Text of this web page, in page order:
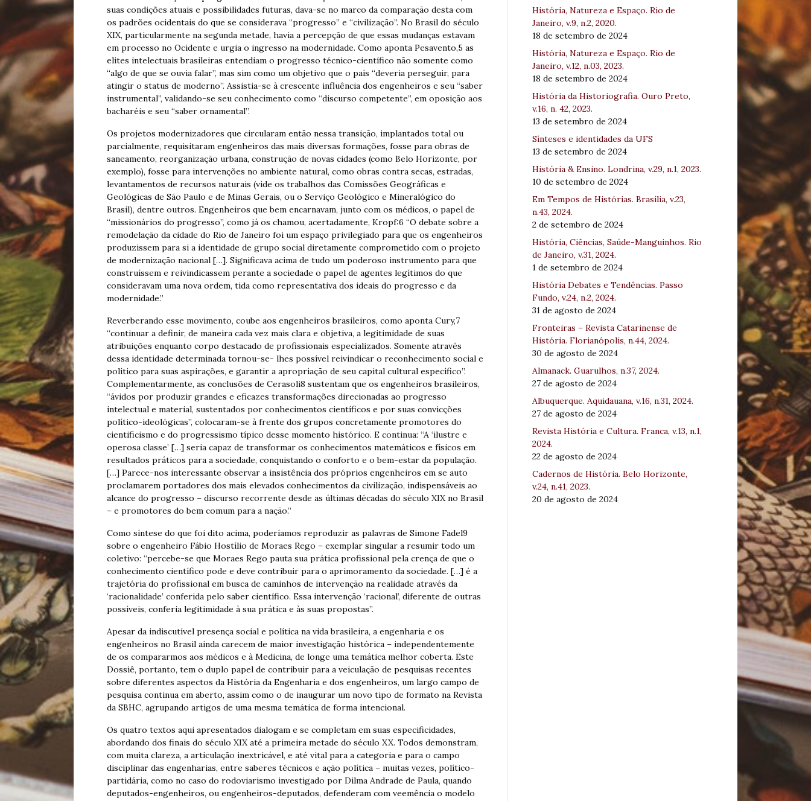
suas condições atuais e possibilidades futuras, dava-se no marco da comparação desta com
os padrões ocidentais do que se considerava “progresso” e “civilização”. No Brasil do século
XIX, particularmente na segunda metade, havia a percepção de que essas mudanças estavam
em processo no Ocidente e urgia o ingresso na modernidade. Como aponta Pesavento,5 as
elites intelectuais brasileiras entendiam o progresso técnico-científico não somente como
“algo de que se ouvia falar”, mas sim como um objetivo que o país “deveria perseguir, para
atingir o status de moderno”. Assistia-se à crescente influência dos engenheiros e seu “saber
instrumental”, validando-se seu conhecimento como “discurso competente”, em oposição aos
bacharéis e seu “saber ornamental”.
Os projetos modernizadores que circularam então nessa transição, implantados total ou
parcialmente, requisitaram engenheiros das mais diversas formações, fosse para obras de
saneamento, reorganização urbana, construção de novas cidades (como Belo Horizonte, por
exemplo), fosse para intervenções no ambiente natural, como obras contra secas, estradas,
levantamentos de recursos naturais (vide os trabalhos das Comissões Geográficas e
Geológicas de São Paulo e de Minas Gerais, ou o Serviço Geológico e Mineralógico do
Brasil), dentre outros. Engenheiros que bem encarnavam, junto com os médicos, o papel de
“missionários do progresso”, como já os chamou, acertadamente, Kropf:6 “O debate sobre a
remodelação da cidade do Rio de Janeiro foi um espaço privilegiado para que os engenheiros
produzissem para si a identidade de grupo social diretamente comprometido com o projeto
de modernização nacional […]. Significava acima de tudo um poderoso instrumento para que
construíssem e reivindicassem perante a sociedade o papel de agentes legítimos do que
consideravam uma nova ordem, tida como representativa dos ideais do progresso e da
modernidade.”
Reverberando esse movimento, coube aos engenheiros brasileiros, como aponta Cury,7
“continuar a definir, de maneira cada vez mais clara e objetiva, a legitimidade de suas
atribuições enquanto corpo destacado de profissionais especializados. Somente através
dessa identidade determinada tornou-se- lhes possível reivindicar o reconhecimento social e
político para suas aspirações, e garantir a apropriação de seu capital cultural específico”.
Complementarmente, as conclusões de Cerasoli8 sustentam que os engenheiros brasileiros,
“ávidos por produzir grandes e eficazes transformações direcionadas ao progresso
intelectual e material, sustentados por conhecimentos científicos e por suas convicções
político-ideológicas”, colocaram-se à frente dos grupos concretamente promotores do
cientificismo e do progressismo típico desse momento histórico. E continua: “A ‘ilustre e
operosa classe’ […] seria capaz de transformar os conhecimentos matemáticos e físicos em
resultados práticos para a sociedade, conquistando o conforto e o bem-estar da população.
[…] Parece-nos interessante observar a insistência dos próprios engenheiros em se auto
proclamarem portadores dos mais elevados conhecimentos da civilização, indispensáveis ao
alcance do progresso – discurso recorrente desde as últimas décadas do século XIX no Brasil
– e promotores do bem comum para a nação.”
Como síntese do que foi dito acima, poderíamos reproduzir as palavras de Simone Fadel9
sobre o engenheiro Fábio Hostílio de Moraes Rego – exemplar singular a resumir todo um
coletivo: “percebe-se que Moraes Rego pauta sua prática profissional pela crença de que o
conhecimento científico pode e deve contribuir para o aprimoramento da sociedade. […] é a
trajetória do profissional em busca de caminhos de intervenção na realidade através da
‘racionalidade’ conferida pelo saber científico. Essa intervenção ‘racional’, diferente de outras
possíveis, conferia legitimidade à sua prática e às suas propostas”.
Apesar da indiscutível presença social e política na vida brasileira, a engenharia e os
engenheiros no Brasil ainda carecem de maior investigação histórica – independentemente
de os compararmos aos médicos e à Medicina, de longe uma temática melhor coberta. Este
Dossiê, portanto, tem o duplo papel de contribuir para a veiculação de pesquisas recentes
sobre diferentes aspectos da História da Engenharia e dos engenheiros, um largo campo de
pesquisa continua em aberto, assim como o de inaugurar um novo tipo de formato na Revista
da SBHC, agrupando artigos de uma mesma temática de forma intencional.
Os quatro textos aqui apresentados dialogam e se completam em suas especificidades,
abordando dos finais do século XIX até a primeira metade do século XX. Todos demonstram,
com muita clareza, a articulação inextricável, e até vital para a categoria e para o campo
disciplinar das engenharias, entre saberes técnicos e ação política – muitas vezes, político-
partidária, como no caso do rodoviarismo investigado por Dilma Andrade de Paula, quando
deputados-engenheiros, ou engenheiros-deputados, defenderam com veemência o modelo
História, Natureza e Espaço. Rio de
Janeiro, v.9, n.2, 2020.
18 de setembro de 2024
História, Natureza e Espaço. Rio de
Janeiro, v.12, n.03, 2023.
18 de setembro de 2024
História da Historiografia. Ouro Preto,
v.16, n. 42, 2023.
13 de setembro de 2024
Sínteses e identidades da UFS
13 de setembro de 2024
História & Ensino. Londrina, v.29, n.1, 2023.
10 de setembro de 2024
Em Tempos de Histórias. Brasília, v.23,
n.43, 2024.
2 de setembro de 2024
História, Ciências, Saúde-Manguinhos. Rio
de Janeiro, v.31, 2024.
1 de setembro de 2024
História Debates e Tendências. Passo
Fundo, v.24, n.2, 2024.
31 de agosto de 2024
Fronteiras – Revista Catarinense de
História. Florianópolis, n.44, 2024.
30 de agosto de 2024
Almanack. Guarulhos, n.37, 2024.
27 de agosto de 2024
Albuquerque. Aquidauana, v.16, n.31, 2024.
27 de agosto de 2024
Revista História e Cultura. Franca, v.13, n.1,
2024.
22 de agosto de 2024
Cadernos de História. Belo Horizonte,
v.24, n.41, 2023.
20 de agosto de 2024